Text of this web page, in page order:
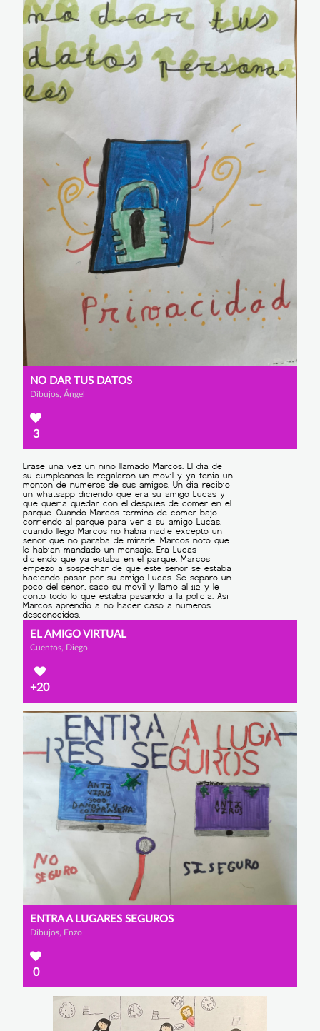
NO DAR TUS DATOS
Dibujos, Ángel
3
EL AMIGO VIRTUAL
Cuentos, Diego
+20
ENTRA A LUGARES SEGUROS
Dibujos, Enzo
0